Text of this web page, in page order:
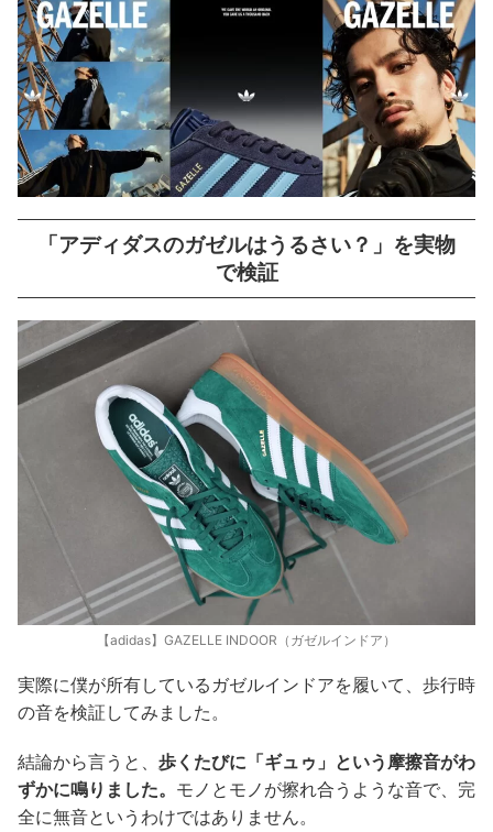
「アディダスのガゼルはうるさい？」を実物
で検証
【adidas】GAZELLE INDOOR（ガゼルインドア）
実際に僕が所有しているガゼルインドアを履いて、歩行時
の音を検証してみました。
結論から言うと、 歩くたびに「ギュゥ」という摩擦音がわ
ずかに鳴りました。 モノとモノが擦れ合うような音で、完
全に無音というわけではありません。